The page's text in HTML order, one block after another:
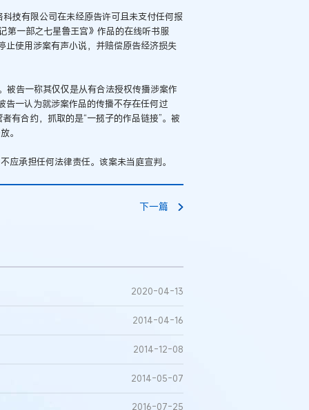
技有限公司在未经原告许可且未支付任何报
第一部之七星鲁王宫》作品的在线听书服
止使用涉案有声小说，并赔偿原告经济损失
被告一称其仅仅是从有合法授权传播涉案作
告一认为就涉案作品的传播不存在任何过
有合约，抓取的是“一揽子的作品链接”。被
。
应承担任何法律责任。该案未当庭宣判。
下一篇
2020-04-13
2014-04-16
2014-12-08
2014-05-07
2016-07-25